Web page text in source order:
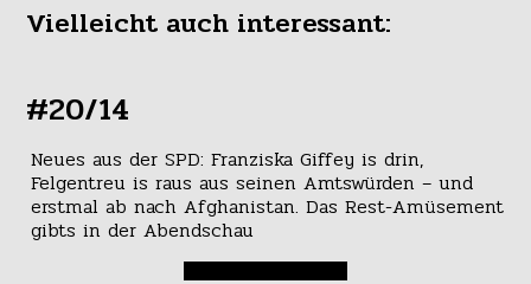
Vielleicht auch interessant:
#20/14
Neues aus der SPD: Franziska Giffey is drin,
Felgentreu is raus aus seinen Amtswürden – und
erstmal ab nach Afghanistan. Das Rest-Amüsement
gibts in der Abendschau